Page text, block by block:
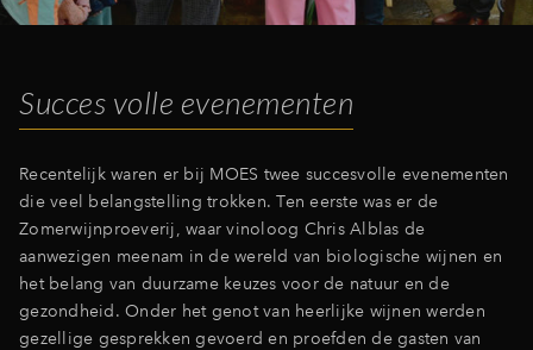
Succes volle evenementen
Recentelijk waren er bij MOES twee succesvolle evenementen
die veel belangstelling trokken. Ten eerste was er de
Zomerwijnproeverij, waar vinoloog Chris Alblas de
aanwezigen meenam in de wereld van biologische wijnen en
het belang van duurzame keuzes voor de natuur en de
gezondheid. Onder het genot van heerlijke wijnen werden
gezellige gesprekken gevoerd en proefden de gasten van